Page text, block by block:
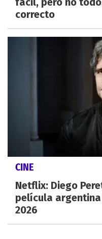
correcto
CINE
Netflix: Diego
película
2026